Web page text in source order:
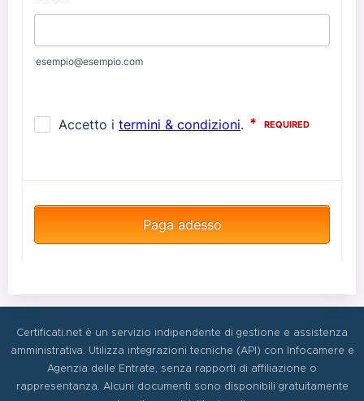
Certificati.net è un servizio indipendente di gestione e assistenza
amministrativa. Utilizza integrazioni tecniche (API) con Infocamere e
Agenzia delle Entrate, senza rapporti di affiliazione o
rappresentanza. Alcuni documenti sono disponibili gratuitamente